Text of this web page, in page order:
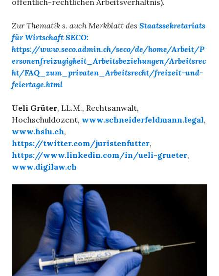
öffentlich-rechtlichen Arbeitsverhältnis).
Zur Thematik s. auch Merkblatt des Staatssekretariats
für Wirtschaft SECO:
https://www.seco.admin.ch/seco/de/home/Arbeit/P
ersonenfreizugigkeit_Arbeitsbeziehungen/Arbeitsrec
ht/FAQ_zum_privaten_Arbeitsrecht/freizeit-und-
feiertage.html
Ueli Grüter, LL.M., Rechtsanwalt,
Hochschuldozent, www.schneiderfeldmann.legal,
www.hslu.ch,
https://twitter.com/juristenfutter,
https://www.linkedin.com/in/ueli-grueter,
www.digilaw.ch